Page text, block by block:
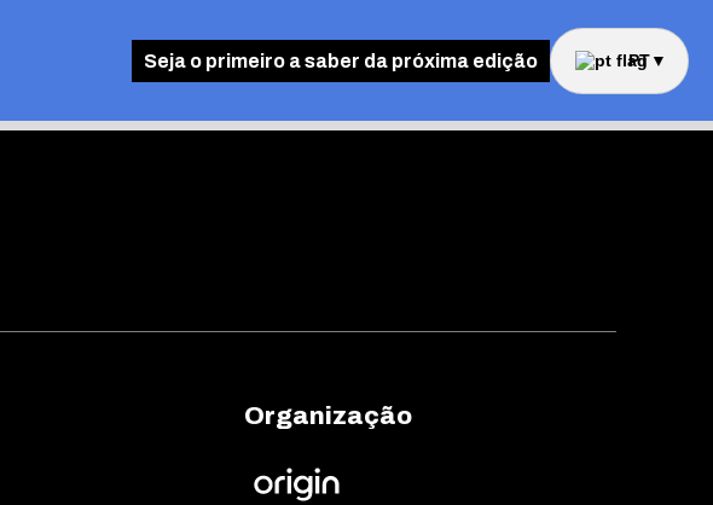
Seja o primeiro a saber da próxima edição PT▼
Organização